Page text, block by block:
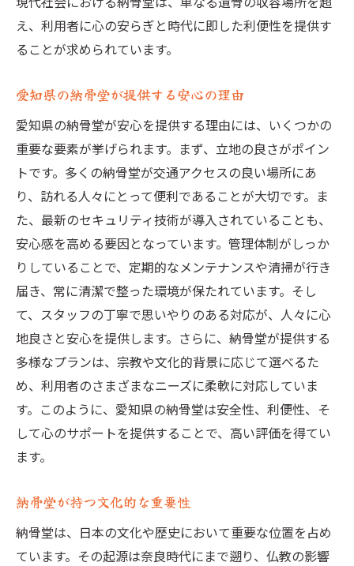
利用者のレビューを参考にした選び方
契約プランの柔軟性とその利点
堂
自然に囲まれた納骨堂の魅力
四季折々の景色を楽しめる納骨堂とは
愛知県の自然を感じる納骨堂の選び方
周辺環境がもたらすリラクゼーション効果
自然保護と納骨堂運営の共生
景観美を活かした納骨堂の設計理念
え、利用者に心の安らぎと時代に即した利便性を提供す
ることが求められています。
愛知県の納骨堂が提供する安心の理由
愛知県の納骨堂が安心を提供する理由には、いくつかの
重要な要素が挙げられます。まず、立地の良さがポイン
トです。多くの納骨堂が交通アクセスの良い場所にあ
り、訪れる人々にとって便利であることが大切です。ま
た、最新のセキュリティ技術が導入されていることも、
安心感を高める要因となっています。管理体制がしっか
りしていることで、定期的なメンテナンスや清掃が行き
届き、常に清潔で整った環境が保たれています。そし
て、スタッフの丁寧で思いやりのある対応が、人々に心
地良さと安心を提供します。さらに、納骨堂が提供する
多様なプランは、宗教や文化的背景に応じて選べるた
め、利用者のさまざまなニーズに柔軟に対応していま
す。このように、愛知県の納骨堂は安全性、利便性、そ
して心のサポートを提供することで、高い評価を得てい
ます。
納骨堂が持つ文化的な重要性
納骨堂は、日本の文化や歴史において重要な位置を占め
ています。その起源は奈良時代にまで遡り、仏教の影響